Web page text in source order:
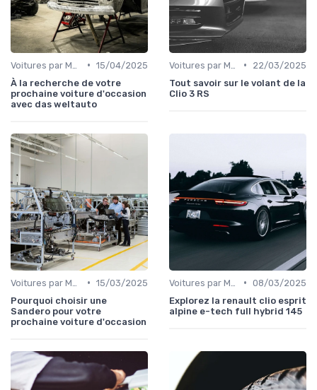
• 15/04/2025
À la recherche de votre
prochaine voiture d'occasion
avec das weltauto
•
22/03/2025
Tout savoir sur le volant de la
Clio 3 RS
• 15/03/2025
Pourquoi choisir une
Sandero pour votre
prochaine voiture d'occasion
• 08/03/2025
Explorez la renault clio esprit
alpine e-tech full hybrid 145